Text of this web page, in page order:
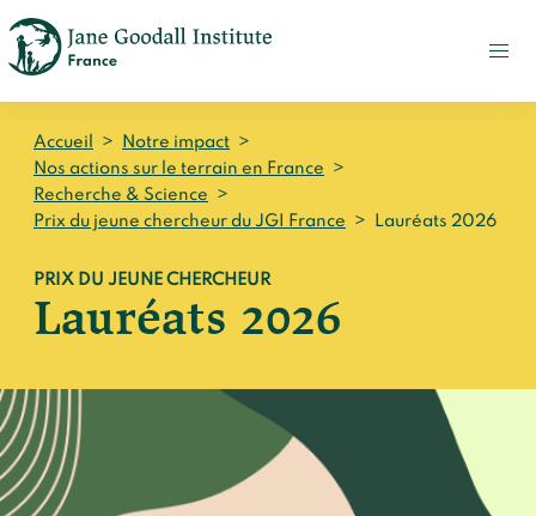
PRESSE
CONTACT
Accueil
Le Jane Goodall Institute France
Notre écosystème
Nos documents
Notre impact
Nos actions sur le terrain en France
Nos actions sur le terrain en Afrique
Nos histoires
Accueil
Les histoires du docteur Jane
S'engager
Accueil
UN
Accueil > Notre impact >
Nos actions sur le terrain en France
>
Recherche & Science
>
Prix du jeune chercheur du JGI France
> Lauréats 2026
PRIX DU JEUNE CHERCHEUR
Lauréats 2026